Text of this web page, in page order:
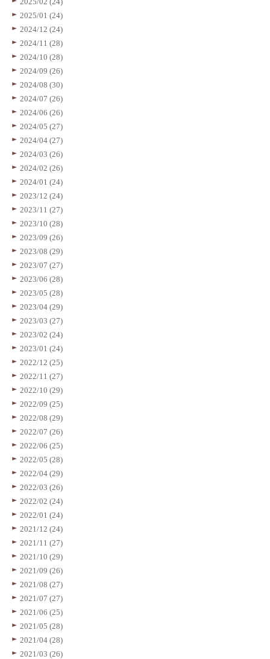
2025/01 (24)
2024/12 (24)
2024/11 (28)
2024/10 (28)
2024/09 (26)
2024/08 (30)
2024/07 (26)
2024/06 (26)
2024/05 (27)
2024/04 (27)
2024/03 (26)
2024/02 (26)
2024/01 (24)
2023/12 (24)
2023/11 (27)
2023/10 (28)
2023/09 (26)
2023/08 (29)
2023/07 (27)
2023/06 (28)
2023/05 (28)
2023/04 (29)
2023/03 (27)
2023/02 (24)
2023/01 (24)
2022/12 (25)
2022/11 (27)
2022/10 (29)
2022/09 (25)
2022/08 (29)
2022/07 (26)
2022/06 (25)
2022/05 (28)
2022/04 (29)
2022/03 (26)
2022/02 (24)
2022/01 (24)
2021/12 (24)
2021/11 (27)
2021/10 (29)
2021/09 (26)
2021/08 (27)
2021/07 (27)
2021/06 (25)
2021/05 (28)
2021/04 (28)
2021/03 (26)